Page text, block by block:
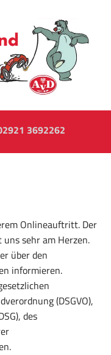
3692262
Onlineauftritt. Der
sehr am Herzen.
über den
informieren.
(DSGVO),
des